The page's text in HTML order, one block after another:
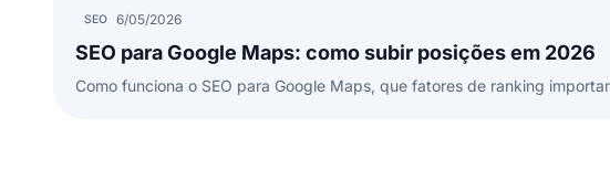
SEO 6/05/2026
SEO para Google Maps: como subir posições em 2026
Como funciona o SEO para Google Maps, que fatores de ranking